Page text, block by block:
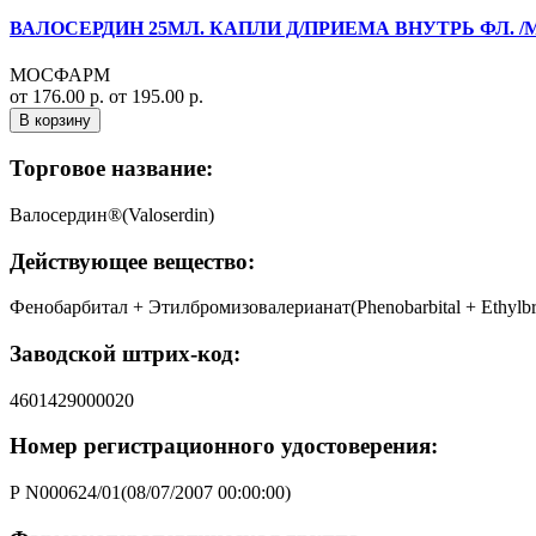
ВАЛОСЕРДИН 25МЛ. КАПЛИ Д/ПРИЕМА ВНУТРЬ ФЛ.
МОСФАРМ
от 176.00 р. от 195.00 р.
В корзину
Торговое название:
Валосердин®(Valoserdin)
Действующее вещество:
Фенобарбитал + Этилбромизовалерианат(Phenobarbital +
Заводской штрих-код:
4601429000020
Номер регистрационного удостоверения:
Р N000624/01(08/07/2007 00:00:00)